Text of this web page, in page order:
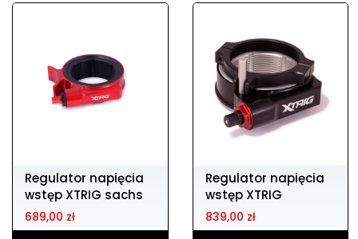
Regulator napięcia
wstęp XTRIG sachs
BETA 15-18
689,00 zł
Regulator napięcia
wstęp XTRIG
sx/tc/mc 85 18-
839,00 zł